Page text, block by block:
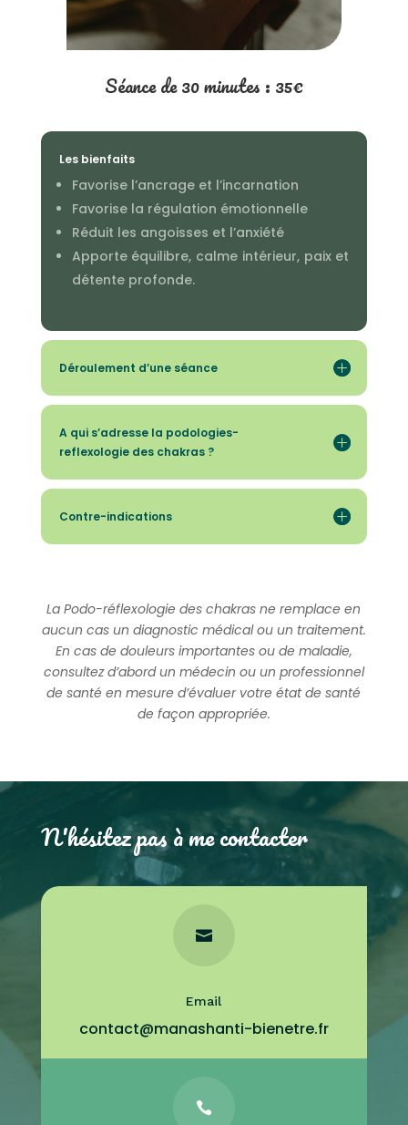
Séance de 30 minutes : 35€
Les bienfaits
Favorise l’ancrage et l’incarnation
Favorise la régulation émotionnelle
Réduit les angoisses et l’anxiété
Apporte équilibre, calme intérieur, paix et
détente profonde.
Déroulement d’une séance
A qui s’adresse la podologies-
reflexologie des chakras ?
Contre-indications
La Podo-réflexologie des chakras ne remplace en
aucun cas un diagnostic médical ou un traitement.
En cas de douleurs importantes ou de maladie,
consultez d’abord un médecin ou un professionnel
de santé en mesure d’évaluer votre état de santé
de façon appropriée.
N'hésitez pas à me contacter

Email
contact@manashanti-bienetre.fr
